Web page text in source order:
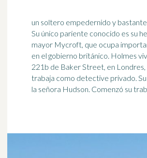
un soltero empedernido y bastante
Su único pariente conocido es su
mayor Mycroft, que ocupa
en el gobierno británico. Holmes
221b de Baker Street, en
trabaja como detective privado.
la señora Hudson. Comenzó su